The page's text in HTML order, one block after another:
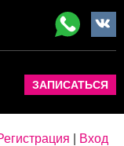
ЗАПИСАТЬСЯ
Вход